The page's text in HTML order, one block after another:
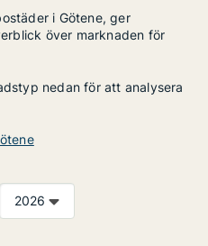
i Götene, ger
över marknaden för
nedan för att analysera